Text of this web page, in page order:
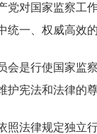
国家监察工作
统一、权威高效
行使国家监察
护宪法和法律的尊
律规定独立行